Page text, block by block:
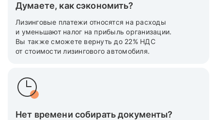
Думаете, как сэкономить?
Лизинговые платежи относятся на расходы
и уменьшают налог на прибыль организации.
Вы также cможете вернуть до 22% НДС
от стоимости лизингового автомобиля.
Нет времени собирать документы?